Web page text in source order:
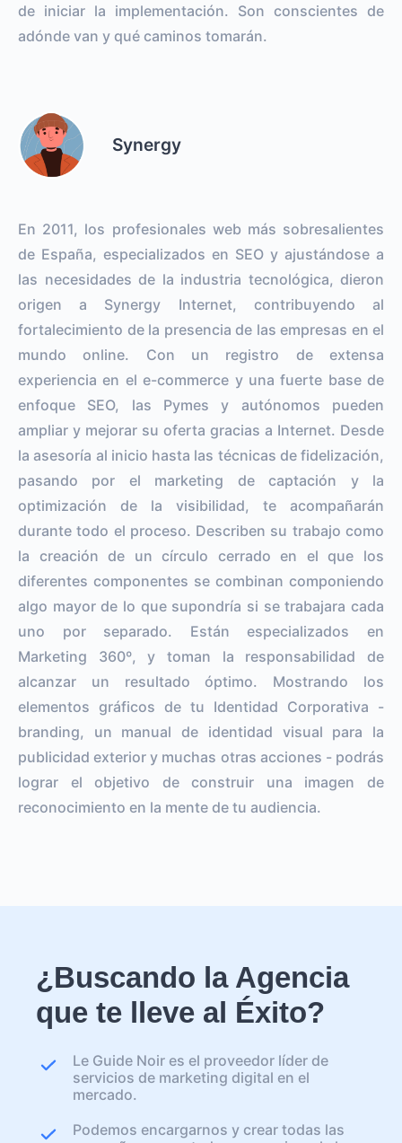
de iniciar la implementación. Son conscientes de
adónde van y qué caminos tomarán.
Synergy
En 2011, los profesionales web más sobresalientes
de España, especializados en SEO y ajustándose a
las necesidades de la industria tecnológica, dieron
origen a Synergy Internet, contribuyendo al
fortalecimiento de la presencia de las empresas en el
mundo online. Con un registro de extensa
experiencia en el e-commerce y una fuerte base de
enfoque SEO, las Pymes y autónomos pueden
ampliar y mejorar su oferta gracias a Internet. Desde
la asesoría al inicio hasta las técnicas de fidelización,
pasando por el marketing de captación y la
optimización de la visibilidad, te acompañarán
durante todo el proceso. Describen su trabajo como
la creación de un círculo cerrado en el que los
diferentes componentes se combinan componiendo
algo mayor de lo que supondría si se trabajara cada
uno por separado. Están especializados en
Marketing 360º, y toman la responsabilidad de
alcanzar un resultado óptimo. Mostrando los
elementos gráficos de tu Identidad Corporativa -
branding, un manual de identidad visual para la
publicidad exterior y muchas otras acciones - podrás
lograr el objetivo de construir una imagen de
reconocimiento en la mente de tu audiencia.
¿Buscando la Agencia
que te lleve al Éxito?
Le Guide Noir es el proveedor líder de
servicios de marketing digital en el
mercado.
Podemos encargarnos y crear todas las